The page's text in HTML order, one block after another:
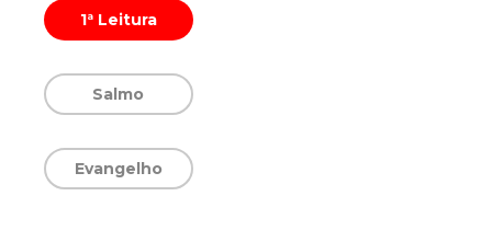
1ª Leitura
Salmo
Evangelho